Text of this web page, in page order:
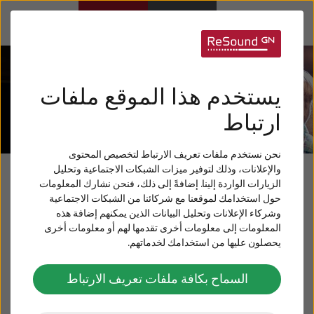
يستخدم هذا الموقع ملفات
ارتباط
نحن نستخدم ملفات تعريف الارتباط لتخصيص المحتوى
والإعلانات، وذلك لتوفير ميزات الشبكات الاجتماعية وتحليل
الزيارات الواردة إلينا. إضافةً إلى ذلك، فنحن نشارك المعلومات
حول استخدامك لموقعنا مع شركائنا من الشبكات الاجتماعية
وشركاء الإعلانات وتحليل البيانات الذين يمكنهم إضافة هذه
المعلومات إلى معلومات أخرى تقدمها لهم أو معلومات أخرى
يحصلون عليها من استخدامك لخدماتهم.
السماح بكافة ملفات تعريف الارتباط
طنين الأذن
ReSound نبذة عن
مدونة الرعاية السمعية
من ريساوند
ضعف السمع و اساليب الحياة والتقنيات السمعية